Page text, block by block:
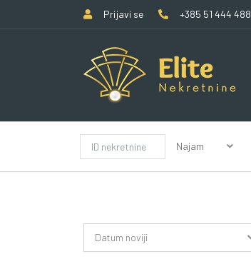
Prijavi se +385 51 444 488
Najam
Datum noviji